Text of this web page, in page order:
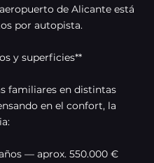
de Alicante está
por autopista.
y superficies**
familiares en distintas
en el confort, la
— aprox. 550.000 €